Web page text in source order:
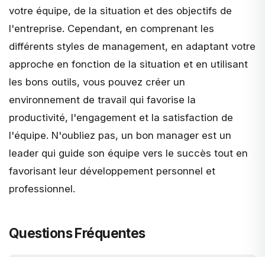
votre équipe, de la situation et des objectifs de
l'entreprise. Cependant, en comprenant les
différents styles de management, en adaptant votre
approche en fonction de la situation et en utilisant
les bons outils, vous pouvez créer un
environnement de travail qui favorise la
productivité, l'engagement et la satisfaction de
l'équipe. N'oubliez pas, un bon manager est un
leader qui guide son équipe vers le succès tout en
favorisant leur développement personnel et
professionnel.
Questions Fréquentes